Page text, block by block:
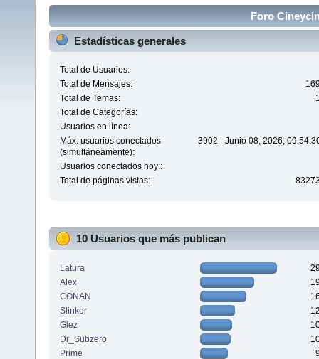
Foro
Estadísticas generales
Total de Usuarios:
Total de Mensajes:
Total de Temas:
Total de Categorías:
Usuarios en línea:
Máx. usuarios conectados
(simultáneamente):
3902 - Junio 08, 2026,
Usuarios conectados hoy::
Total de páginas vistas:
10 Usuarios que más publican
Latura
Alex
CONAN
Slinker
Glez
Dr_Subzero
Prime